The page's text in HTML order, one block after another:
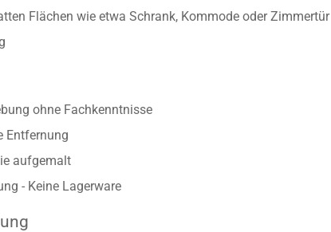
Flächen wie etwa Schrank, Kommode oder Zimmertür
ohne Fachkenntnisse
Entfernung
aufgemalt
- Keine Lagerware